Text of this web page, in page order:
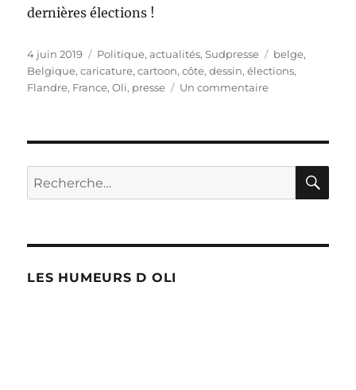
dernières élections !
Publié
le
4 juin 2019 Catégories
Politique, actualités,Sudpresse Étiquettes
belge,
Belgique,caricature,cartoon,côte,dessin,élections,
Flandre, France,Oli, presse Un commentairesur
cote
Recherche
pour :
LES HUMEURS D OLI